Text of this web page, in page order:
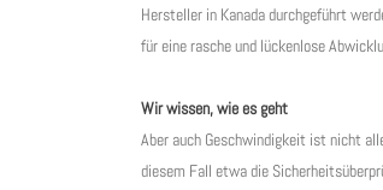
Hersteller in Kanada durchgeführt
für eine rasche und lückenlose
Wir wissen, wie es geht
Aber auch Geschwindigkeit ist nicht
diesem Fall etwa die